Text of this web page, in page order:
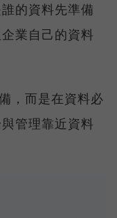
的資料先準備
業自己的資料
，而是在資料必
管理靠近資料